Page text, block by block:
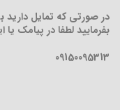
در صورتی که تمایل
بفرمایید لطفا در پیامک
09150095313